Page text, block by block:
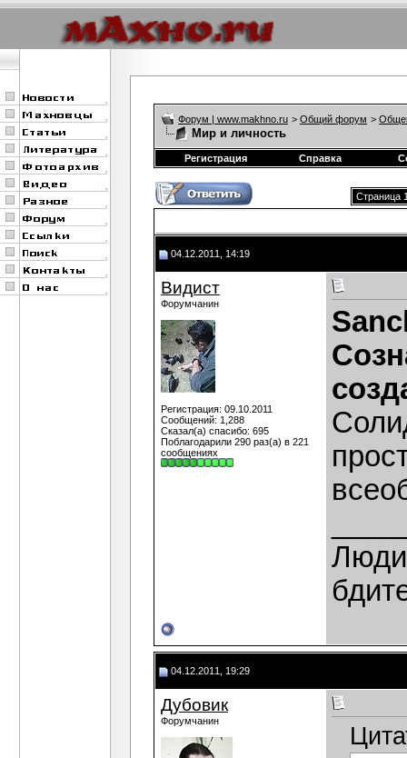
Форум | www.makhno.ru > Общий форум >
Мир и личность
Регистрация Справка
Страница
04.12.2011, 14:19
Видист
Форумчанин
Регистрация: 09.10.2011
Сообщений: 1,288
Сказал(а) спасибо: 695
Поблагодарили 290 раз(а) в 221
сообщениях
04.12.2011, 19:29
Дубовик
Форумчанин